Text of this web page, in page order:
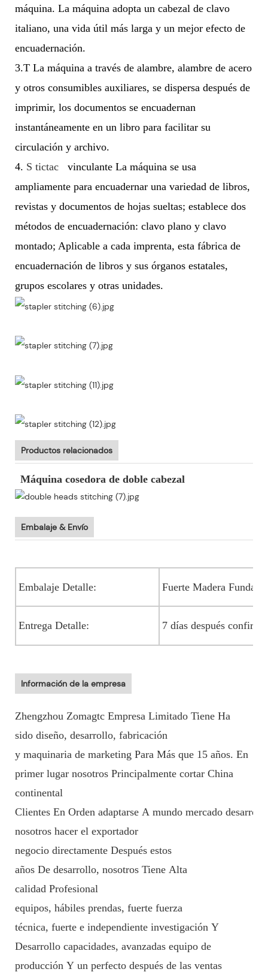
máquina. La máquina adopta un cabezal de clavo
italiano, una vida útil más larga y un mejor efecto de
encuadernación.
3.T La máquina a través de alambre, alambre de acero
y otros consumibles auxiliares, se dispersa después de
imprimir, los documentos se encuadernan
instantáneamente en un libro para facilitar su
circulación y archivo.
4. S tictac vinculante La máquina se usa
ampliamente para encuadernar una variedad de libros,
revistas y documentos de hojas sueltas; establece dos
métodos de encuadernación: clavo plano y clavo
montado; Aplicable a cada imprenta, esta fábrica de
encuadernación de libros y sus órganos estatales,
grupos escolares y otras unidades.
Productos relacionados
Máquina cosedora de doble cabezal
Embalaje & Envío
Embalaje Detalle: Fuerte Madera Funda
Entrega Detalle: 7 días después
Información de la empresa
Zhengzhou Zomagtc Empresa Limitado Tiene Ha
sido diseño, desarrollo, fabricación
y maquinaria de marketing Para Más que 15 años. En
primer lugar nosotros Principalmente cortar China
continental
Clientes En Orden adaptarse A mundo mercado
nosotros hacer el exportador
negocio directamente Después estos
años De desarrollo, nosotros Tiene Alta
calidad Profesional
equipos, hábiles prendas, fuerte fuerza
técnica, fuerte e independiente investigación Y
Desarrollo capacidades, avanzadas equipo de
producción Y un perfecto después de las ventas